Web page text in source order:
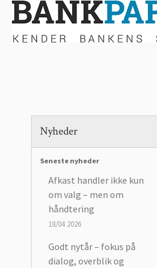
Nyheder
Seneste nyheder
Afkast handler ikke kun
om valg – men om
håndtering
18/04 2026
Godt nytår – fokus på
dialog, overblik og